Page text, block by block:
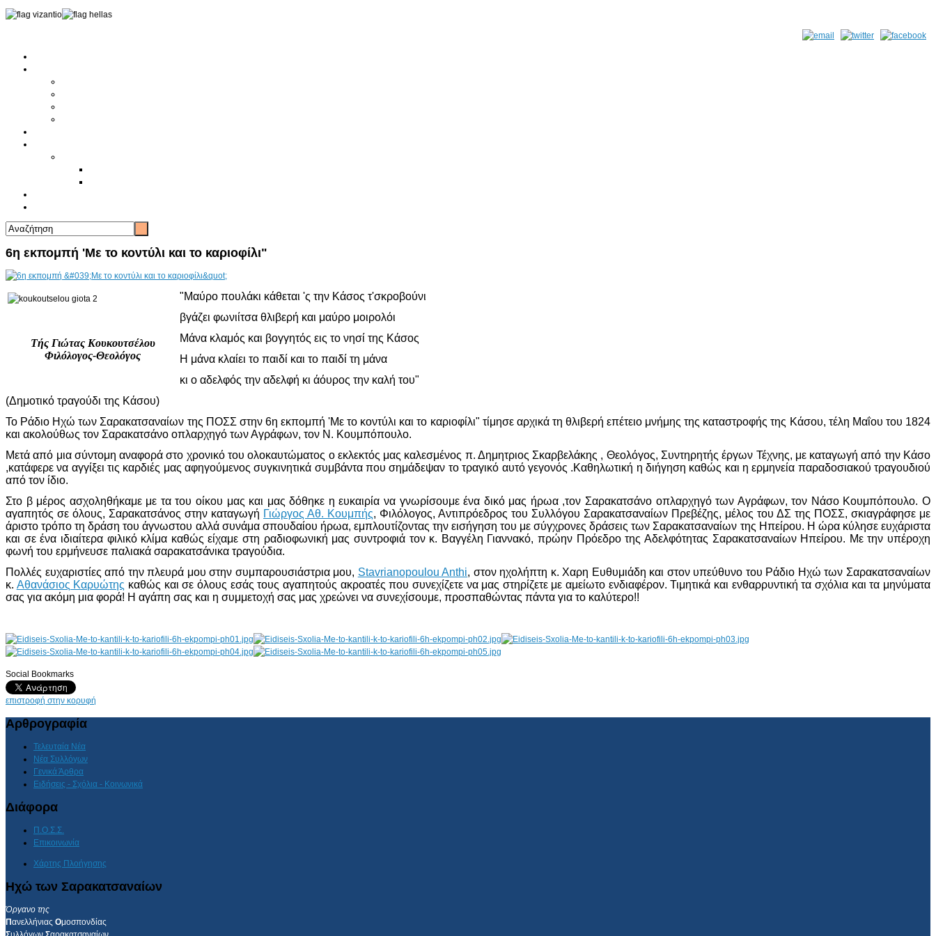
6η εκπομπή 'Με το κοντύλι και το καριοφίλι"
Τής Γιώτας Κουκουτσέλου
Φιλόλογος-Θεολόγος
"Μαύρο πουλάκι κάθεται 'ς την Κάσος τ'σκροβούνι
βγάζει φωνιίτσα θλιβερή και μαύρο μοιρολόι
Μάνα κλαμός και βογγητός εις το νησί της Κάσος
Η μάνα κλαίει το παιδί και το παιδί τη μάνα
κι ο αδελφός την αδελφή κι άόυρος την καλή του"
(Δημοτικό τραγούδι της Κάσου)
Το Ράδιο Ηχώ των Σαρακατσαναίων της ΠΟΣΣ στην 6η εκπομπή 'Με το κοντύλι και το καριοφίλι" τίμησε αρχικά τη θλιβερή επέτειο μνήμης της καταστροφής της Κάσου, τέλη Μαΐου του 1824
και ακολούθως τον Σαρακατσάνο οπλαρχηγό των Αγράφων, τον Ν. Κουμπόπουλο.
Μετά από μια σύντομη αναφορά στο χρονικό του ολοκαυτώματος ο εκλεκτός μας καλεσμένος π. Δημητριος Σκαρβελάκης , Θεολόγος, Συντηρητής έργων Τέχνης, με καταγωγή από την Κάσο
,κατάφερε να αγγίξει τις καρδιές μας αφηγούμενος συγκινητικά συμβάντα που σημάδεψαν το τραγικό αυτό γεγονός .Καθηλωτική η διήγηση καθώς και η ερμηνεία παραδοσιακού τραγουδιού
από τον ίδιο.
Στο β μέρος ασχοληθήκαμε με τα του οίκου μας και μας δόθηκε η ευκαιρία να γνωρίσουμε ένα δικό μας ήρωα ,τον Σαρακατσάνο οπλαρχηγό των Αγράφων, τον Νάσο Κουμπόπουλο. Ο
αγαπητός σε όλους, Σαρακατσάνος στην καταγωγή Γιώργος Αθ. Κουμπής, Φιλόλογος, Αντιπρόεδρος του Συλλόγου Σαρακατσαναίων Πρεβέζης, μέλος του ΔΣ της ΠΟΣΣ, σκιαγράφησε με
άριστο τρόπο τη δράση του άγνωστου αλλά συνάμα σπουδαίου ήρωα, εμπλουτίζοντας την εισήγηση του με σύγχρονες δράσεις των Σαρακατσαναίων της Ηπείρου. Η ώρα κύλησε ευχάριστα
και σε ένα ιδιαίτερα φιλικό κλίμα καθώς είχαμε στη ραδιοφωνική μας συντροφιά τον κ. Βαγγέλη Γιαννακό, πρώην Πρόεδρο της Αδελφότητας Σαρακατσαναίων Ηπείρου. Με την υπέροχη
φωνή του ερμήνευσε παλιακά σαρακατσάνικα τραγούδια.
Πολλές ευχαριστίες από την πλευρά μου στην συμπαρουσιάστρια μου, Stavrianopoulou Anthi, στον ηχολήπτη κ. Χαρη Ευθυμιάδη και στον υπεύθυνο του Ράδιο Ηχώ των Σαρακατσαναίων
κ. Αθανάσιος Καρυώτης καθώς και σε όλους εσάς τους αγαπητούς ακροατές που συνεχίζετε να μας στηρίζετε με αμείωτο ενδιαφέρον. Τιμητικά και ενθαρρυντική τα σχόλια και τα μηνύματα
σας για ακόμη μια φορά! Η αγάπη σας και η συμμετοχή σας μας χρεώνει να συνεχίσουμε, προσπαθώντας πάντα για το καλύτερο!!
AdmirorGallery 4.5.0 , author/s
Social Bookmarks
επιστροφή στην κορυφή
Αρθρογραφία
Τελευταία Νέα
Νέα Συλλόγων
Γενικά Άρθρα
Ειδήσεις - Σχόλια - Κοινωνικά
Διάφορα
Π.Ο.Σ.Σ.
Επικοινωνία
Χάρτης Πλοήγησης
Ηχώ των Σαρακατσαναίων
Όργανο της
Πανελλήνιας Ομοσπονδίας